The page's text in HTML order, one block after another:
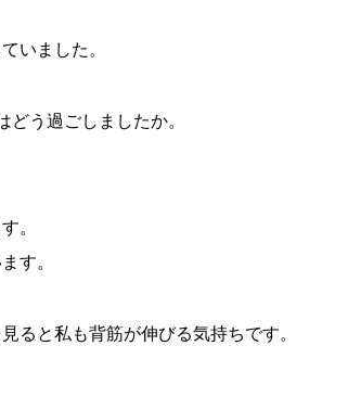
いました。
う過ごしましたか。
。
す。
ると私も背筋が伸びる気持ちです。